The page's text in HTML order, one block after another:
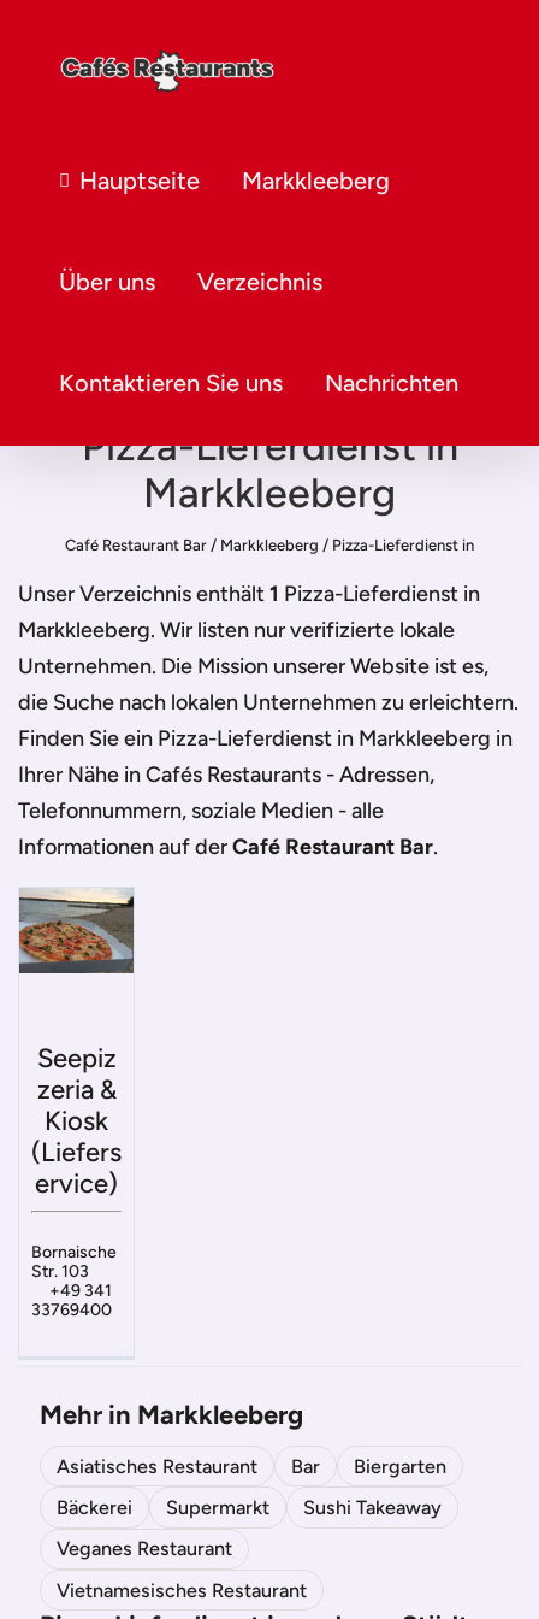
Hauptseite Markkleeberg
Über uns Verzeichnis
Kontaktieren Sie uns Nachrichten
Pizza-Lieferdienst in
Markkleeberg
Café Restaurant Bar / Markkleeberg / Pizza-Lieferdienst in
Unser Verzeichnis enthält1 Pizza-Lieferdienst in
Markkleeberg. Wir listen nur verifizierte lokale
Unternehmen. Die Mission unserer Website ist es,
die Suche nach lokalen Unternehmen zu erleichtern.
Finden Sie ein Pizza-Lieferdienst in Markkleeberg in
Ihrer Nähe in Cafés Restaurants - Adressen,
Telefonnummern, soziale Medien - alle
Informationen auf derCafé Restaurant Bar.
Seepiz
zeria &
Kiosk
(Liefers
ervice)
Bornaische
Str. 103
+49 341
33769400
Mehr in Markkleeberg
Asiatisches Restaurant Bar
Biergarten
Bäckerei
Supermarkt
Sushi Takeaway
Veganes Restaurant
Vietnamesisches Restaurant